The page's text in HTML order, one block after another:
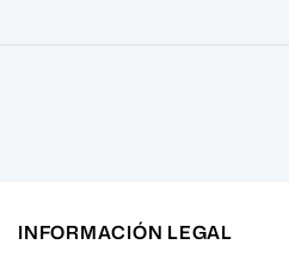
INFORMACIÓN LEGAL